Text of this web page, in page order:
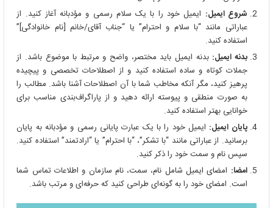
شروع ایمیل: ایمیل خود را با یک سلام رسمی و مؤدبانه آغاز کنید. از
عباراتی مانند “با سلام و احترام” یا “جناب آقای/خانم [نام خانوادگی]”
استفاده کنید.
بدنه ایمیل: بدنه ایمیل باید مختصر، واضح و مرتبط با موضوع باشد. از
جملات کوتاه و ساده استفاده کنید و از اصطلاحات تخصصی و پیچیده
پرهیز کنید، مگر آنکه مخاطب شما با آن اصطلاحات آشنا باشد. مطالب را
به صورت منطقی و پیوسته ارائه دهید و از پاراگراف‌بندی مناسب برای
خوانایی بهتر استفاده کنید.
پایان ایمیل: ایمیل خود را با یک عبارت پایانی رسمی و مؤدبانه به پایان
برسانید. از عباراتی مانند “با تشکر”، “با احترام” یا “ارادتمند” استفاده کنید.
سپس نام و سمت خود را ذکر کنید.
امضا: امضای ایمیل شامل نام، سمت، نام سازمان و اطلاعات تماس شما
است. امضای خود را به گونه‌ای طراحی کنید که حرفه‌ای و مرتب باشد.